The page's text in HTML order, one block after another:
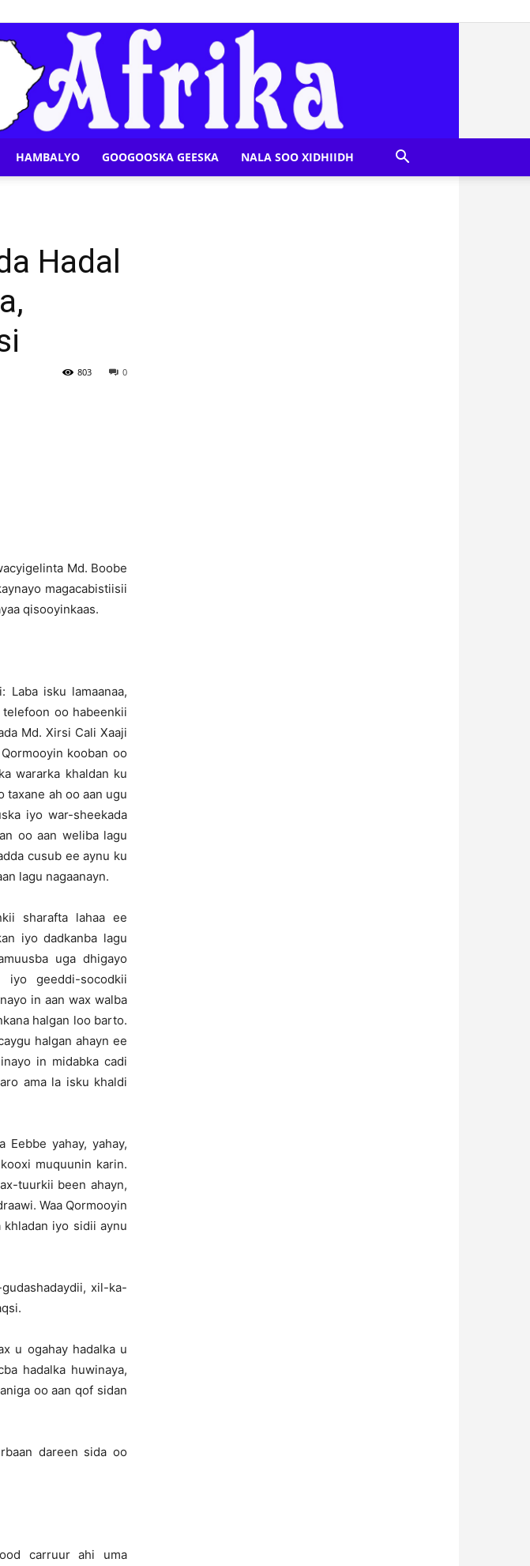
HAMBALYO GOOGOOSKA GEESKA NALA SOO XIDHIIDH
Hadal
0
803
Md. Boobe
magacabistiisii
qisooyinkaas.
Laba isku lamaanaa,
telefoon oo habeenkii
Md. Xirsi Cali Xaaji
kooban oo
wararka khaldan ku
taxane ah oo aan ugu
iyo war-sheekada
oo aan weliba lagu
cusub ee aynu ku
lagu nagaanayn.
sharafta lahaa ee
iyo dadkanba lagu
uga dhigayo
iyo geeddi-socodkii
in aan wax walba
halgan loo barto.
halgan ahayn ee
in midabka cadi
ama la isku khaldi
yahay, yahay,
muquunin karin.
tuurkii been ahayn,
Waa Qormooyin
khladan iyo sidii aynu
xil-ka-
u ogahay hadalka u
hadalka huwinaya,
oo aan qof sidan
dareen sida oo
carruur ahi uma